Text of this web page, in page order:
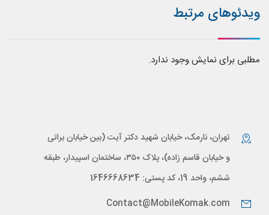
ویدئوهای مرتبط
مطلبی برای نمایش وجود ندارد.
تهران، نارمک، خیابان شهید دکتر آیت (بین خیابان براتی
و خیابان قاسم زاده)، پلاک ۳۵۰، ساختمان اسپیدار، طبقه
ششم، واحد 19، کد پستی: 1646668634
Contact@MobileKomak.com